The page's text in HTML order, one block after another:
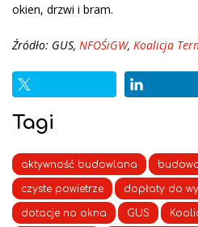
okien, drzwi i bram.
Źródło: GUS, NFOŚiGW, Koalicja
Tagi
aktywność budowlana
czyste powietrze dopłaty do
dotacje na okna GUS